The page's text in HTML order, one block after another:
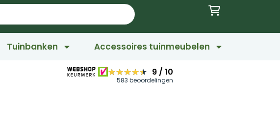
Tuinbanken Accessoires tuinmeubelen
★★★★★
★★★★★ 9 / 10
583 beoordelingen